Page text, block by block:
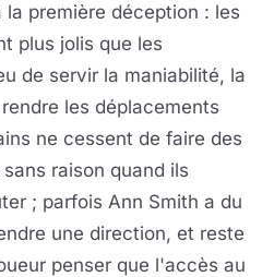
première déception : les
plus jolis que les
de servir la maniabilité, la
les déplacements
ne cessent de faire des
raison quand ils
; parfois Ann Smith a du
une direction, et reste
penser que l'accès au